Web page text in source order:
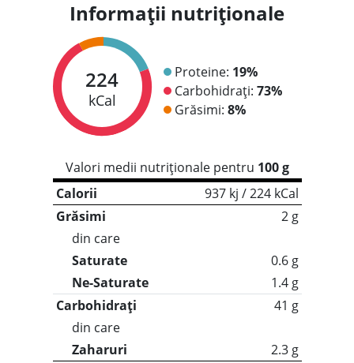
Informații nutriționale
224
kCal
Proteine: 19%
Carbohidrați: 73%
Grăsimi: 8%
Valori medii nutriționale pentru 100 g
Calorii
937 kj / 224 kCal
Grăsimi
2 g
din care
Saturate
0.6 g
Ne-Saturate
1.4 g
Carbohidrați
41 g
din care
Zaharuri
2.3 g